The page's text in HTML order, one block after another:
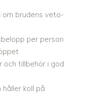
brudens veto-
per person
och tillbehör i god
koll på